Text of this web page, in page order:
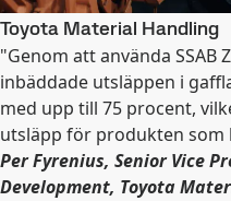
Toyota Material Handling
"Genom att använda SSAB
inbäddade utsläppen i
med upp till 75 procent,
utsläpp för produkten
Per Fyrenius, Senior Vice
Development, Toyota